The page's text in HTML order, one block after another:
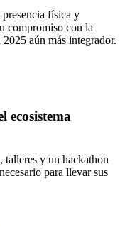
física y
compromiso con la
aún más integrador.
ecosistema
y un hackathon
para llevar sus